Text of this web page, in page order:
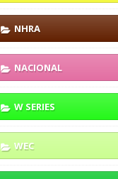
NHRA
NACIONAL
W SERIES
WEC